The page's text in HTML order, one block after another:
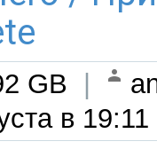
GB
в 19:11